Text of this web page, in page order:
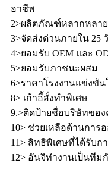
อาชีพ
2>ผลิตภัณฑ์หลากหลาย
3>จัดส่งด่วนภายใน
4>ยอมรับ OEM และ
5>ยอมรับภาชนะผสม
6>ราคาโรงงานแข่งขัน
8> เก้าอี้สั่งทำพิเศษ
9.>ติดป้ายชื่อบริษัทขอ
10> ช่วยเหลือด้านการ
11> สิทธิพิเศษที่ได้รับก
12> อันจิทำงานเป็นทีม